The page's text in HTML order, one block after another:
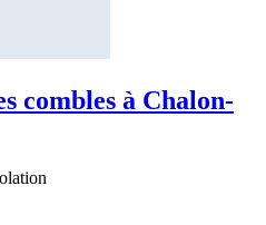
combles à Chalon-